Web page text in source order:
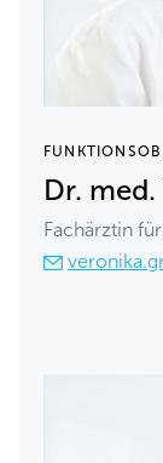
Dr.
Fachärztin